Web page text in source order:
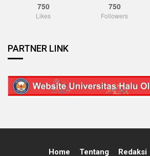
750
Likes
750
Followers
PARTNER LINK
Home Tentang Redaksi